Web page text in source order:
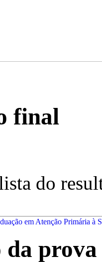
final
lista do
da